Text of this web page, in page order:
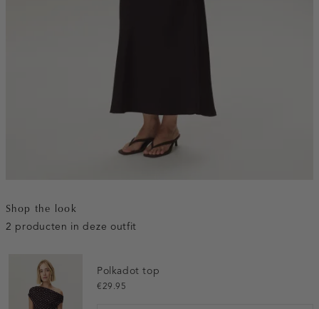
Shop the look
2 producten in deze outfit
Polkadot top
€29.95